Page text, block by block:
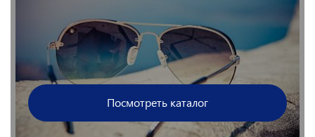
Посмотреть каталог